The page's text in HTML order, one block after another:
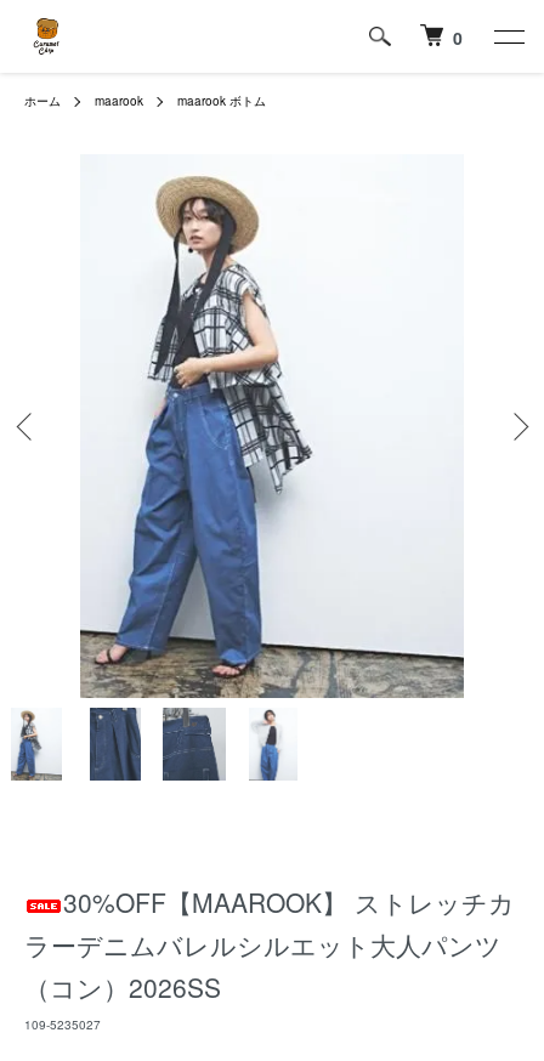
0
ホーム maarook maarook ボトム
30%OFF【MAAROOK】 ストレッチカ
ラーデニムバレルシルエット大人パンツ
（コン）2026SS
109-5235027